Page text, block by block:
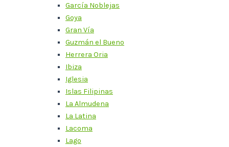
García Noblejas
Goya
Gran Vía
Guzmán el Bueno
Herrera Oria
Ibiza
Iglesia
Islas Filipinas
La Almudena
La Latina
Lacoma
Lago